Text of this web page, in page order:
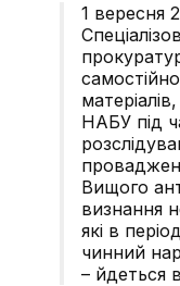
1 вересня
НАБУ під
Вищого
визнання
які в
чинний
– йдеться